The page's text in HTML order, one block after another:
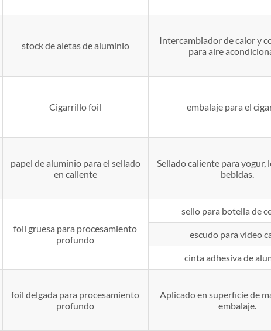
stock de aletas de aluminio
Intercambiador de calor y
para aire
Cigarrillo foil embalaje para el
papel de aluminio para el sellado
en caliente
Sellado caliente para yogur,
bebidas.
foil gruesa para procesamiento
profundo
sello para botella de
escudo para video
cinta adhesiva de
foil delgada para procesamiento
profundo
Aplicado en superficie de
embalaje.